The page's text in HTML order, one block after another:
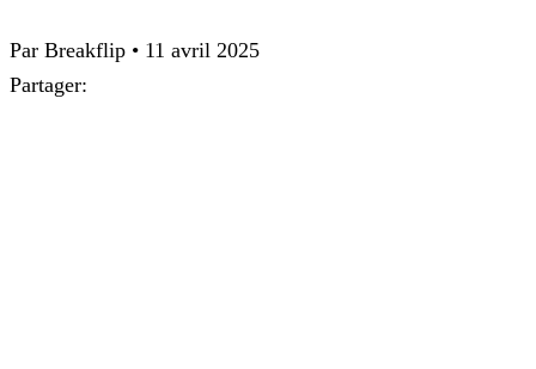
Par Breakflip • 11 avril 2025
Partager: